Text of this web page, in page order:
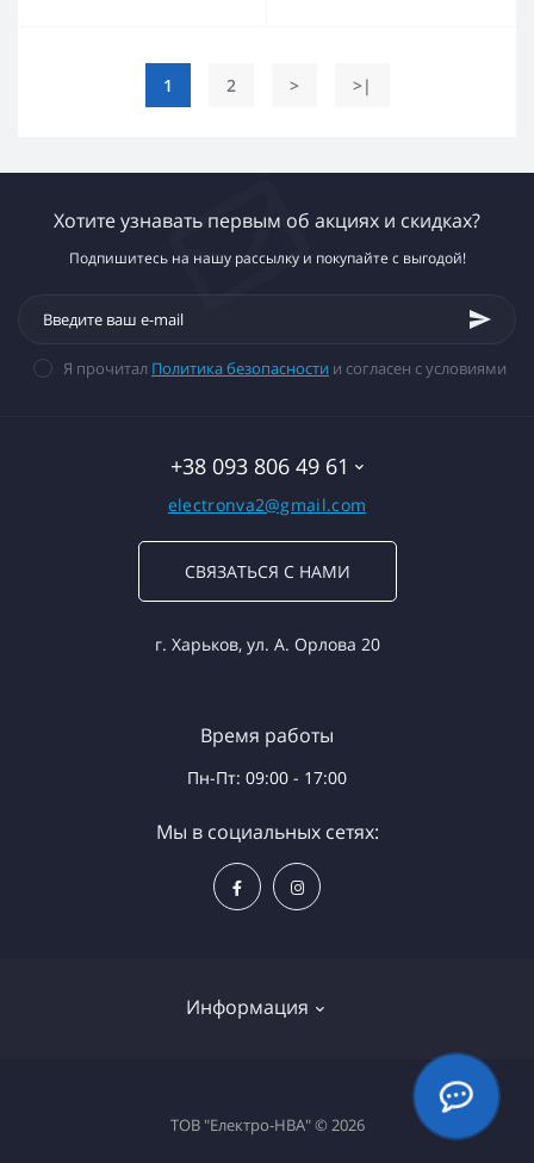
1 2 > >|
Хотите узнавать первым об акциях и скидках?
Подпишитесь на нашу рассылку и покупайте с выгодой!
Я прочитал Политика безопасности и согласен с условиями
+38 093 806 49 61
electronva2@gmail.com
СВЯЗАТЬСЯ С НАМИ
г. Харьков, ул. А. Орлова 20
Информация
Доставка и оплата
Время работы
Пн-Пт: 09:00 - 17:00
Мы в социальных сетях:
ТОВ "Електро-НВА" © 2026